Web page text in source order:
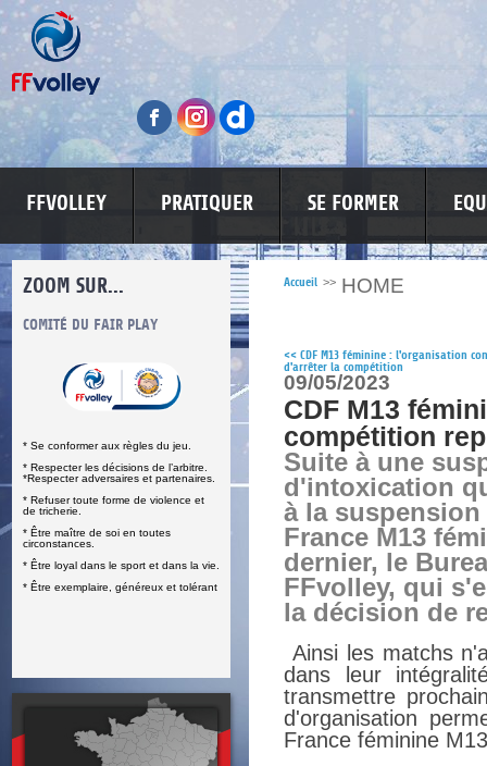
FFVOLLEY PRATIQUER SE FORMER
ZOOM SUR...
COMITÉ DU FAIR PLAY
* Se conformer aux règles du jeu.
* Respecter les décisions de l’arbitre.
*Respecter adversaires et partenaires.
* Refuser toute forme de violence et
de tricherie.
* Être maître de soi en toutes
circonstances.
* Être loyal dans le sport et dans la vie.
* Être exemplaire, généreux et tolérant
LUTTE CONTRE LES VIOLENCES
Accueil >> HOME
<< CDF M13 féminine : l'organisation
d'arrêter la compétition
09/05/2023
CDF M13
compétition
Suite à une
d'intoxication
à la
France M13
dernier, le
FFvolley, qui
la décision de
Ainsi les matchs
dans leur
transmettre
d'organisation
France féminine